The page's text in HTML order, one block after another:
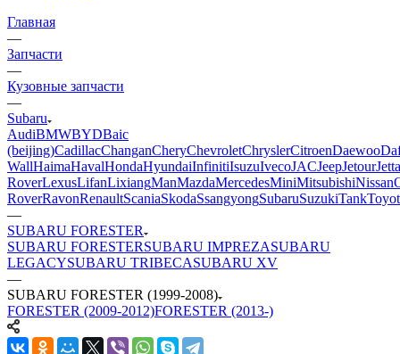
Главная
—
Запчасти
—
Кузовные запчасти
—
Subaru
AudiBMWBYDBaic
(beijing)CadillacChanganCheryChevroletChryslerCitroenDaewoo
WallHaimaHavalHondaHyundaiInfinitiIsuzuIvecoJACJeepJetourJetta
RoverLexusLifanLixiangManMazdaMercedesMiniMitsubishiNissan
RoverRavonRenaultScaniaSkodaSsangyongSubaruSuzukiTank
—
SUBARU FORESTER
SUBARU FORESTERSUBARU IMPREZASUBARU
LEGACYSUBARU TRIBECASUBARU XV
—
SUBARU FORESTER (1999-2008)
FORESTER (2009-2012)FORESTER (2013-)